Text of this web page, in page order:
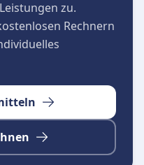
zu.
Rechnern